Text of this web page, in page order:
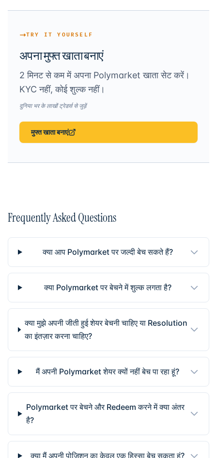
TRY IT YOURSELF
अपना मुफ्त खाता बनाएं
2 मिनट से कम में अपना Polymarket खाता सेट करें।
KYC नहीं, कोई शुल्क नहीं।
दुनिया भर के लाखों ट्रेडर्स से जुड़ें
मुफ्त खाता बनाएं
Frequently Asked Questions
क्या आप Polymarket पर जल्दी बेच सकते हैं?
क्या Polymarket पर बेचने में शुल्क लगता है?
क्या मुझे अपनी जीती हुई शेयर बेचनी चाहिए या Resolution
का इंतज़ार करना चाहिए?
मैं अपनी Polymarket शेयर क्यों नहीं बेच पा रहा हूं?
Polymarket पर बेचने और Redeem करने में क्या अंतर
है?
क्या मैं अपनी पोज़िशन का केवल एक हिस्सा बेच सकता हूं?